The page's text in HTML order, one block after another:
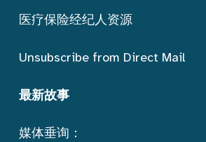
医疗保险经纪人资源
Unsubscribe from Direct Mail
最新故事
媒体垂询：